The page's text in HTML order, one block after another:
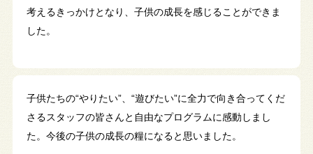
考えるきっかけとなり、子供の成長を感じることができま
した。
子供たちの“やりたい”、“遊びたい”に全力で向き合ってくだ
さるスタッフの皆さんと自由なプログラムに感動しまし
た。今後の子供の成長の糧になると思いました。